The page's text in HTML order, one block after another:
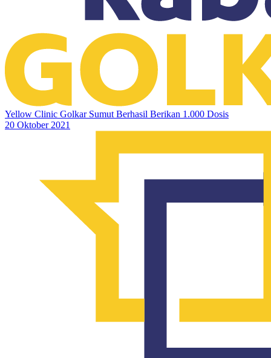
Yellow Clinic Golkar Sumut Berhasil Berikan 1.000 Dosis
20 Oktober 2021